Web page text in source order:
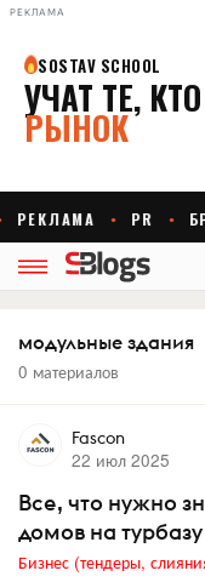
РЕКЛАМА
модульные здания
0 материалов
Fascon
22 июл 2025
Все, что нужно
домов на турбазу